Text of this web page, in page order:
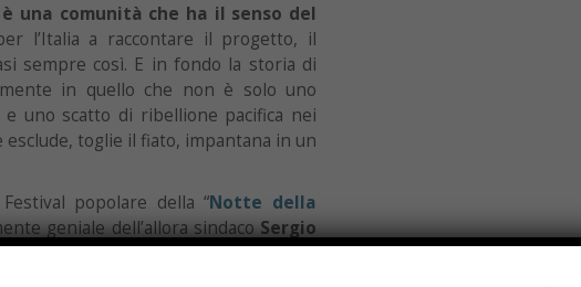
una comunità che ha il senso del
l’Italia a raccontare il progetto, il
sempre così. E in fondo la storia di
in quello che non è solo uno
e uno scatto di ribellione pacifica nei
toglie il fiato, impantana in un
popolare della “Notte della
geniale dell’allora sindacoSergio
mila persone arrivano da tutte
pizzica. Qui la raccolta differenziata